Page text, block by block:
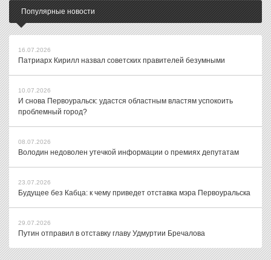
Популярные новости
16.07.2026
Патриарх Кирилл назвал советских правителей безумными
10.07.2026
И снова Первоуральск: удастся областным властям успокоить
проблемный город?
08.07.2026
Володин недоволен утечкой информации о премиях депутатам
23.07.2026
Будущее без Кабца: к чему приведет отставка мэра Первоуральска
29.07.2026
Путин отправил в отставку главу Удмуртии Бречалова